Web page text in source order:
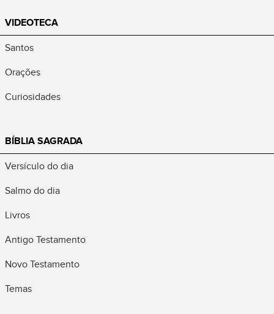
VIDEOTECA
Santos
Orações
Curiosidades
BÍBLIA SAGRADA
Versículo do dia
Salmo do dia
Livros
Antigo Testamento
Novo Testamento
Temas